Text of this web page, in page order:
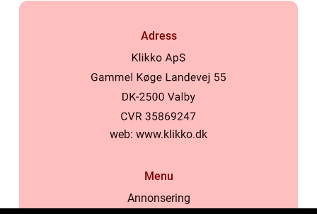
Adress
web: www.klikko.dk
Menu
Annonsering